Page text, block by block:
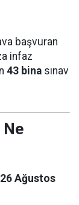
başvuran
infaz
43 bina sınav
Ne
26 Ağustos